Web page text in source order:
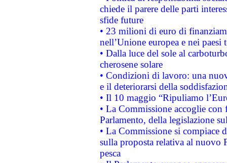
chiede il parere delle parti
sfide future
• 23 milioni di euro di
nell’Unione europea e nei paesi
• Dalla luce del sole al
cherosene solare
• Condizioni di lavoro: una
e il deteriorarsi della
• Il 10 maggio “Ripuliamo
• La Commissione accoglie
Parlamento, della legislazione
• La Commissione si compiace
sulla proposta relativa al nuovo
pesca